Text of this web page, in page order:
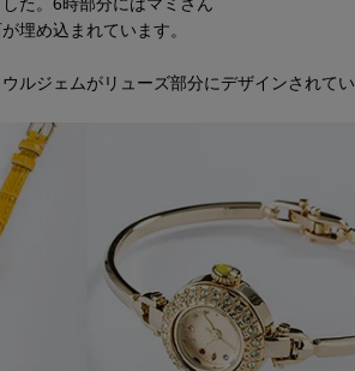
た。6時部分にはマミさん
埋め込まれています。
ルジェムがリューズ部分にデザインされてい